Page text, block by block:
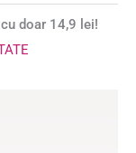
doar 14,9 lei!